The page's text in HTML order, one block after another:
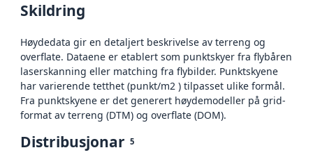
Skildring
Høydedata gir en detaljert beskrivelse av terreng og
overflate. Dataene er etablert som punktskyer fra flybåren
laserskanning eller matching fra flybilder. Punktskyene
har varierende tetthet (punkt/m2 ) tilpasset ulike formål.
Fra punktskyene er det generert høydemodeller på grid-
format av terreng (DTM) og overflate (DOM).
Distribusjonar 5